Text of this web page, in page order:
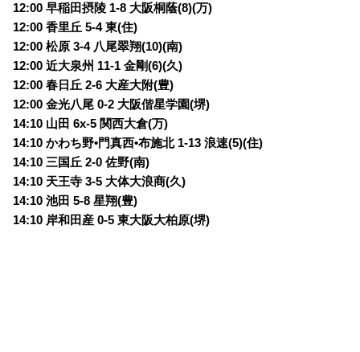
12:00 早稲田摂陵 1-8 大阪桐蔭(8)(万)
12:00 香里丘 5-4 東(住)
12:00 松原 3-4 八尾翠翔(10)(南)
12:00 近大泉州 11-1 金剛(6)(久)
12:00 春日丘 2-6 大産大附(豊)
12:00 金光八尾 0-2 大阪偕星学園(堺)
14:10 山田 6x-5 関西大倉(万)
14:10 かわち野•門真西•布施北 1-13 浪速(5)(住)
14:10 三国丘 2-0 佐野(南)
14:10 天王寺 3-5 大体大浪商(久)
14:10 池田 5-8 星翔(豊)
14:10 岸和田産 0-5 東大阪大柏原(堺)